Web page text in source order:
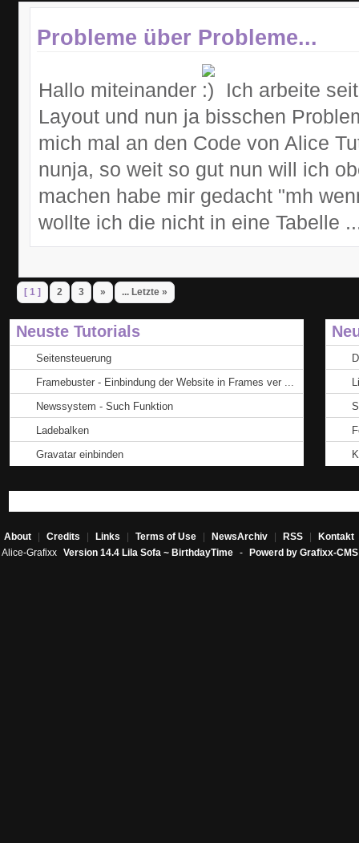
Probleme über Probleme...
Hallo miteinander
Ich arbeite
Layout und nun ja bisschen
mich mal an den Code von Alice
nunja, so weit so gut nun will ich
machen habe mir gedacht "mh
wollte ich die nicht in eine Tabelle
[ 1 ] 2 3 » ... Letzte »
Neuste Tutorials
Seitensteuerung
Framebuster - Einbindung der Website in Frames ver ...
Newssystem - Such Funktion
Ladebalken
Gravatar einbinden
About Credits Links Terms of Use NewsArchiv RSS Kontakt
Alice-Grafixx Version 14.4 Lila Sofa ~ BirthdayTime - Powerd by Grafixx-CMS